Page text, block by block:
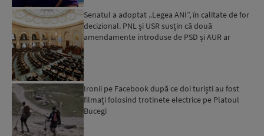
Senatul a adoptat „Legea ANI”, în calitate de for
decizional. PNL și USR susțin că două
amendamente introduse de PSD și AUR ar
Ironii pe Facebook după ce doi turiști au fost
filmați folosind trotinete electrice pe Platoul
Bucegi